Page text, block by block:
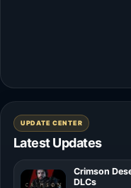
UPDATE CENTER
Latest Updates
Crimson
DLCs